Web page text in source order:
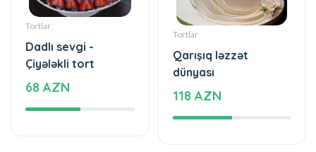
Tortlar
Dadlı sevgi -
Çiyələkli tort
68 AZN
Tortlar
Qarışıq ləzzət
dünyası
118 AZN